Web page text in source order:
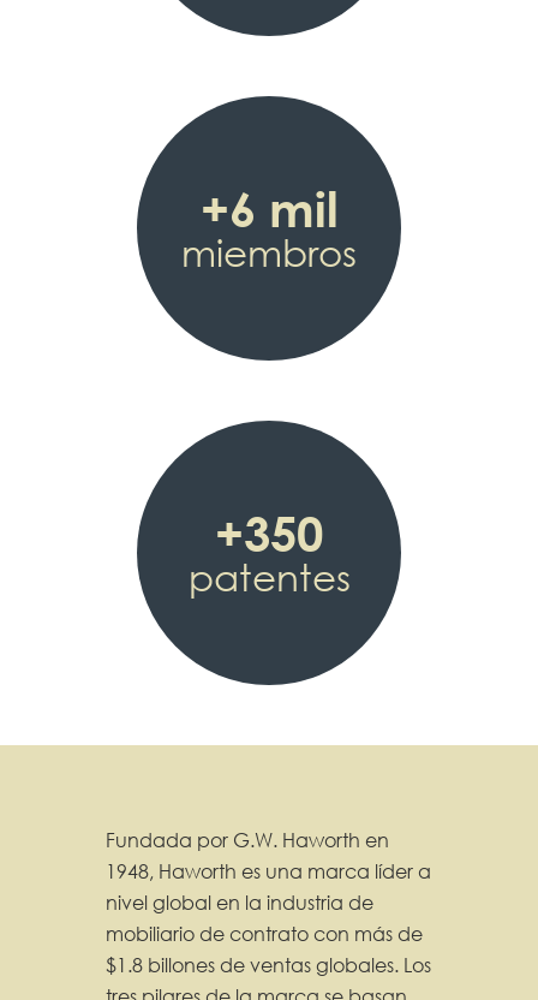
+6 mil
miembros
+350
patentes
Fundada por G.W. Haworth en
1948, Haworth es una marca líder a
nivel global en la industria de
mobiliario de contrato con más de
$1.8 billones de ventas globales. Los